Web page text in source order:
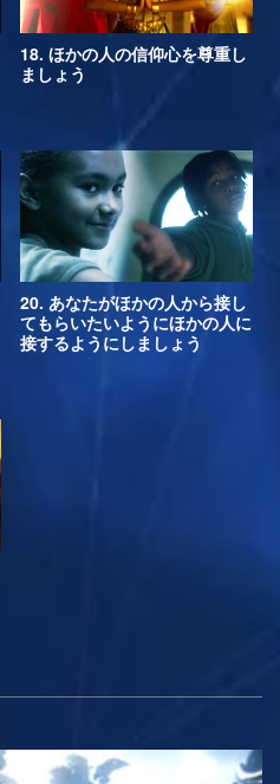
18. ほかの人の信仰心を尊重し
ましょう
20. あなたがほかの人から接し
てもらいたいようにほかの人に
接するようにしましょう